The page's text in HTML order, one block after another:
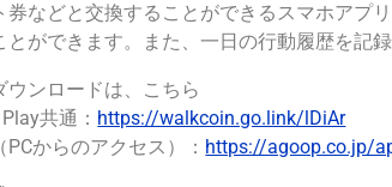
券などと交換することができるスマホアプ
とができます。また、一日の行動履歴を記
ウンロードは、こちら
共通： https://walkcoin.go.link/lDiAr
からのアクセス）： https://agoop.co.jp/